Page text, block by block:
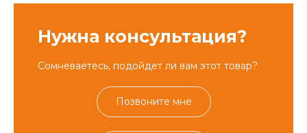
Нужна консультация?
Сомневаетесь, подойдет ли вам этот товар?
Позвоните мне